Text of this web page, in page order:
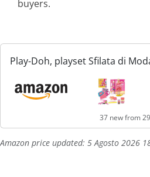
buyers.
Play-Doh, playset Sfilata di
37 new from
Amazon price updated: 5 Agosto 2026